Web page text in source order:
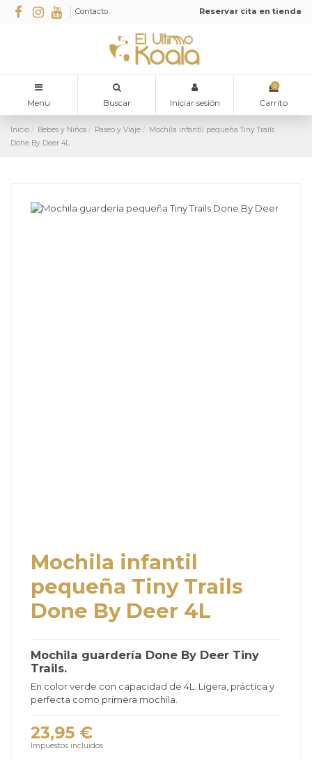
Contacto Reservar cita en tienda
Menu Buscar Iniciar sesión
0
Carrito
Inicio Bebes y Niños Paseo y Viaje
Mochila infantil pequeña Tiny Trails
Done By Deer 4L
Mochila infantil
pequeña Tiny Trails
Done By Deer 4L
Mochila guardería Done By Deer Tiny
Trails.
En color verde con capacidad de 4L. Ligera, práctica y
perfecta como primera mochila.
23,95 €
Impuestos incluidos